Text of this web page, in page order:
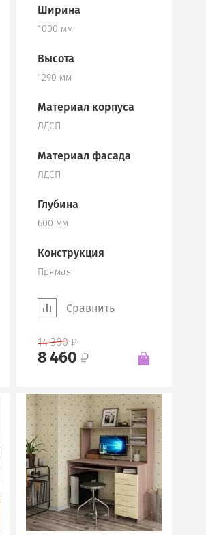
Ширина
1000 мм
Высота
1290 мм
Материал корпуса
ЛДСП
Материал фасада
ЛДСП
Глубина
600 мм
Конструкция
Прямая
Сравнить
14 300
8 460